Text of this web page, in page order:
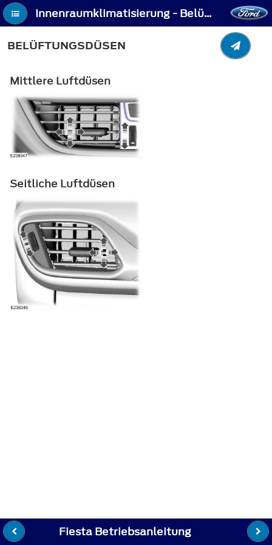
Innenraumklimatisierung - Belüftungsdüsen
BELÜFTUNGSDÜSEN
Mittlere Luftdüsen
Seitliche Luftdüsen
Fiesta Betriebsanleitung